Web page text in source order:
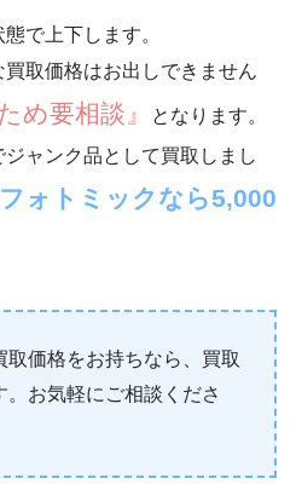
で上下します。
取価格はお出しできません
め要相談』
となります。
ャンク品として買取しまし
フォトミックなら5,000
価格をお持ちなら、買取
お気軽にご相談くださ